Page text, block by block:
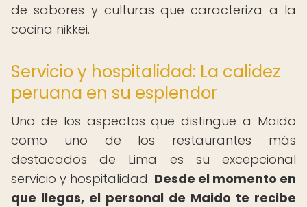
de sabores y culturas que caracteriza a la
cocina nikkei.
Servicio y hospitalidad: La calidez
peruana en su esplendor
Uno de los aspectos que distingue a Maido
como uno de los restaurantes más
destacados de Lima es su excepcional
servicio y hospitalidad. Desde el momento en
que llegas, el personal de Maido te recibe